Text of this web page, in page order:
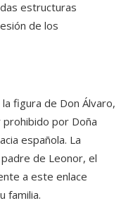
estructuras
de los
figura de Don Álvaro,
por Doña
española. La
de Leonor, el
a este enlace
familia.